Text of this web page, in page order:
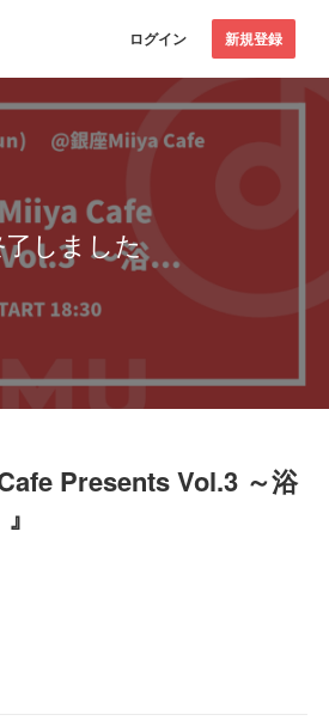
ログイン 新規登録
しました
Presents Vol.3 ～浴